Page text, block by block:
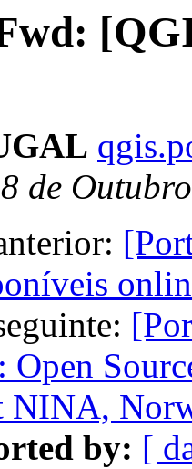
de
NINA,
by: [